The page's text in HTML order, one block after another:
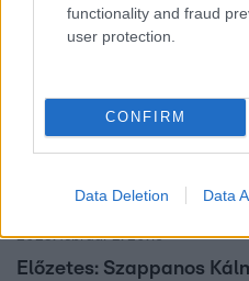
functionality and fraud
user protection.
CONFIRM
Data Deletion Data
2023. február 2. 20:15
Előzetes: Szappanos